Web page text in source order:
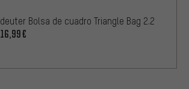
deuter Bolsa de cuadro Triangle Bag 2.2
16,99€